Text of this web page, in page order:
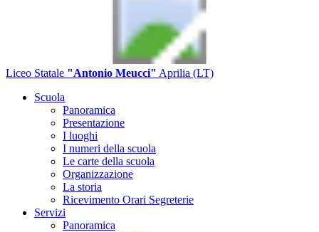
Liceo Statale "Antonio Meucci" Aprilia (LT)
Scuola
Panoramica
Presentazione
I luoghi
I numeri della scuola
Le carte della scuola
Organizzazione
La storia
Ricevimento Orari Segreterie
Servizi
Panoramica